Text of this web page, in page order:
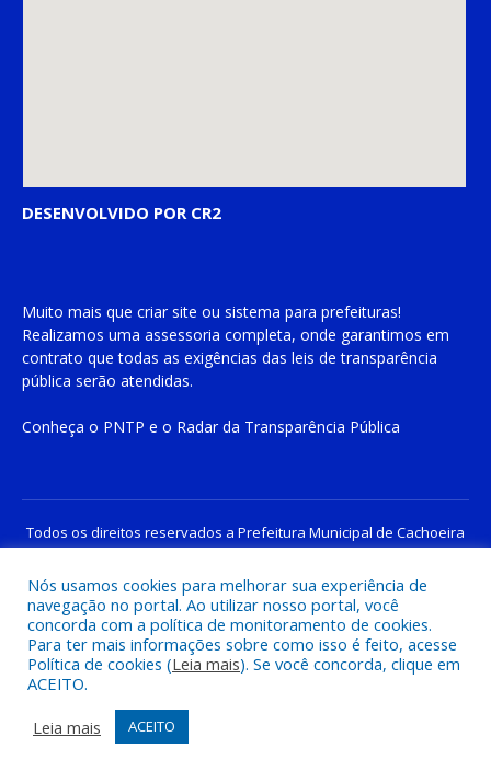
DESENVOLVIDO POR CR2
Muito mais que criar site ou sistema para prefeituras!
Realizamos uma assessoria completa, onde garantimos em
contrato que todas as exigências das leis de transparência
pública serão atendidas.
Conheça o PNTP e o Radar da Transparência Pública
Todos os direitos reservados a Prefeitura Municipal de Cachoeira
do Piriá
Mapa do Site
Acessar Área Administrativa
Acessar o Webmail
Nós usamos cookies para melhorar sua experiência de
navegação no portal. Ao utilizar nosso portal, você
concorda com a política de monitoramento de cookies.
Para ter mais informações sobre como isso é feito, acesse
Política de cookies (Leia mais). Se você concorda, clique em
ACEITO.
Leia mais
ACEITO